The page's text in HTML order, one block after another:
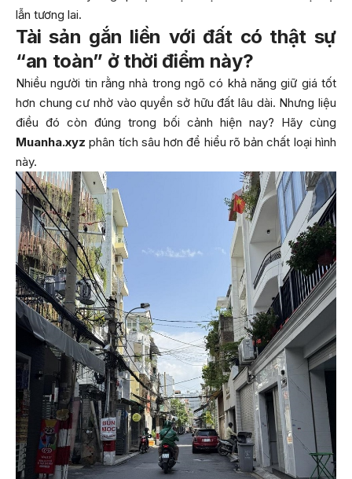
lẫn tương lai.
Tài sản gắn liền với đất có thật sự
“an toàn” ở thời điểm này?
Nhiều người tin rằng nhà trong ngõ có khả năng giữ giá tốt
hơn chung cư nhờ vào quyền sở hữu đất lâu dài. Nhưng liệu
điều đó còn đúng trong bối cảnh hiện nay? Hãy cùng
Muanha.xyzphân tích sâu hơn để hiểu rõ bản chất loại hình
này.